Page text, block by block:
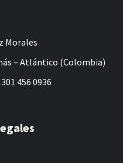
Morales
– Atlántico (Colombia)
456 0936